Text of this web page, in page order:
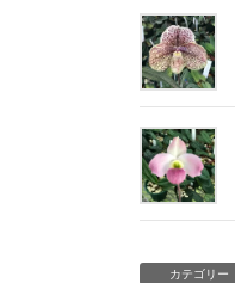
カテゴリー